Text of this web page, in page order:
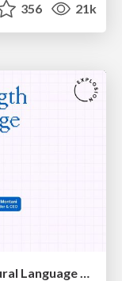
356 21k
HU Berlin: Industrial-Strength Natural Language Processing with spaCy and Prodigy